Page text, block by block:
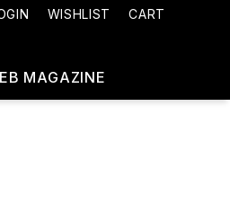
WISHLIST CART
MAGAZINE